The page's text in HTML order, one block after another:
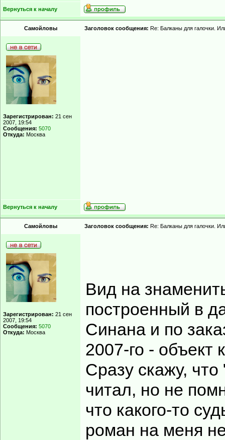
Вернуться к началу
Самойловы Заголовок сообщения: Re: Балканы для галочки.
Зарегистрирован: 21 сен
2007, 19:54
Сообщения: 5070
Откуда: Москва
Вернуться к началу
Самойловы Заголовок сообщения: Re: Балканы для галочки.
Зарегистрирован: 21 сен
2007, 19:54
Сообщения: 5070
Откуда: Москва
Вид на
построенный в
Синана и по
2007-го -
Сразу скажу,
читал, но не
что какого-то
роман на меня